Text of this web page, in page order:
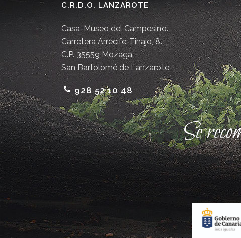
C.R.D.O. LANZAROTE
Casa-Museo del Campesino.
Carretera Arrecife-Tinajo, 8.
C.P. 35559 Mozaga
San Bartolomé de Lanzarote
928 52 10 48
Se